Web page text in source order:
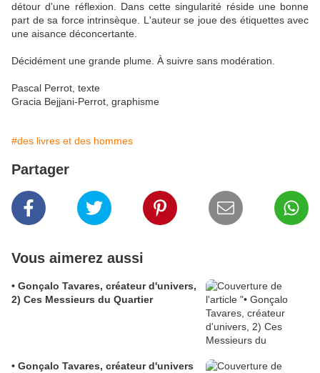
détour d'une réflexion. Dans cette singularité réside une bonne
part de sa force intrinsèque. L'auteur se joue des étiquettes avec
une aisance déconcertante.
Décidément une grande plume. À suivre sans modération.
Pascal Perrot, texte
Gracia Bejjani-Perrot, graphisme
#des livres et des hommes
Partager
Vous aimerez aussi
• Gonçalo Tavares, créateur d'univers,
2) Ces Messieurs du Quartier
• Gonçalo Tavares, créateur d'univers